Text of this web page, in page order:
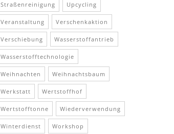
Straßenreinigung Upcycling
Veranstaltung Verschenkaktion
Verschiebung Wasserstoffantrieb
Wasserstofftechnologie
Weihnachten Weihnachtsbaum
Werkstatt Wertstoffhof
Wertstofftonne Wiederverwendung
Winterdienst Workshop